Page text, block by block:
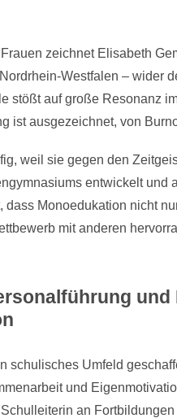
zeichnet Elisabeth
Westfalen – wider
stößt auf große Resonanz
ist ausgezeichnet, von
weil sie gegen den
entwickelt und
dass Monoedukation nicht
mit anderen
schulisches Umfeld
und
an